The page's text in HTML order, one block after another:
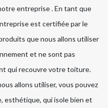
entreprise . En tant que
est certifiée par le
que nous allons utiliser
et ne sont pas
qui recouvre votre toiture.
allons utiliser, vous pouvez
esthétique, qui isole bien et